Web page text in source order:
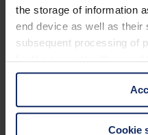
the storage of information
end device as well as their
subsequent processing of
for the consent with regard
information is Art. 25 para.
the processing of personal
GDPR. We also use
You can find a list ofCookie
Tags:
Vogeltränke selber